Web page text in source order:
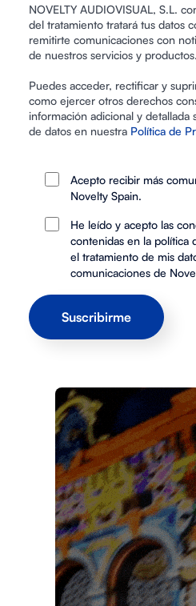
NOVELTY AUDIOVISUAL, S.L.
del tratamiento tratará tus datos
remitirte comunicaciones con
de nuestros servicios y productos.
Puedes acceder, rectificar y
como ejercer otros derechos
información adicional y detallada
de datos en nuestra Política de
Acepto recibir más
Novelty Spain.
He leído y acepto las
contenidas en la política
el tratamiento de mis
comunicaciones de